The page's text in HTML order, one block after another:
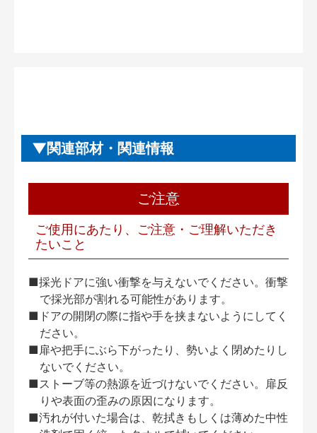
関連部材・関連情報
ご注意
ご使用にあたり、ご注意・ご理解いただき
たいこと
■採光ドアに強い衝撃を与えないでください。衝撃
で採光部が割れる可能性があります。
■ドアの開閉の際に指や手を挟まないようにしてく
ださい。
■扉や把手にぶら下がったり、勢いよく閉めたりし
ないでください。
■ストーブ等の熱源を近づけないでください。扉反
りや表面の歪みの原因になります。
■汚れが付いた場合は、乾拭きもしくは薄めた中性